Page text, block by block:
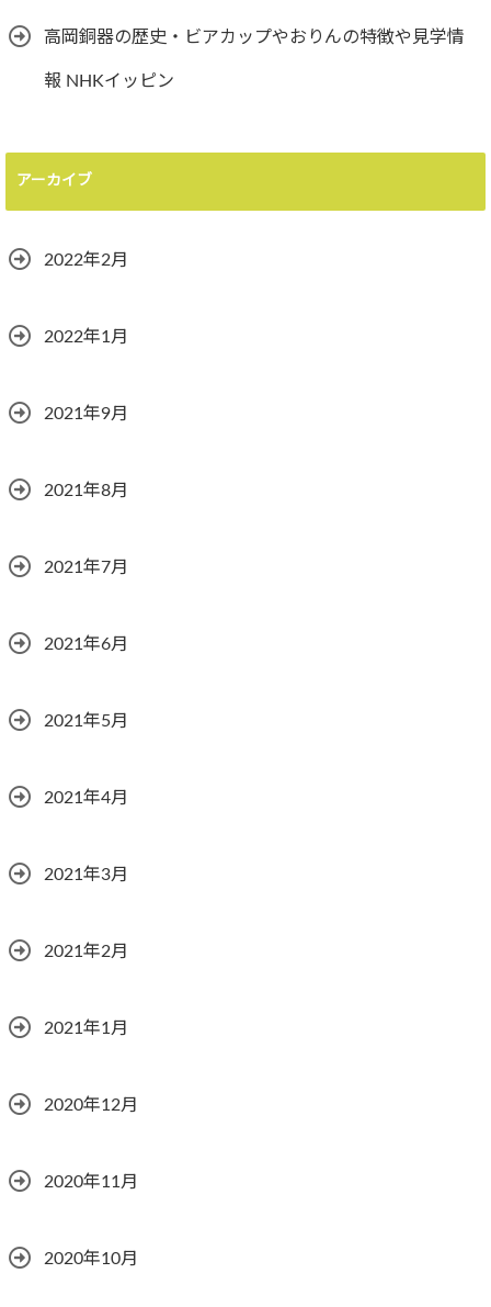
高岡銅器の歴史・ビアカップやおりんの特徴や見学情
報 NHKイッピン
アーカイブ
2022年2月
2022年1月
2021年9月
2021年8月
2021年7月
2021年6月
2021年5月
2021年4月
2021年3月
2021年2月
2021年1月
2020年12月
2020年11月
2020年10月